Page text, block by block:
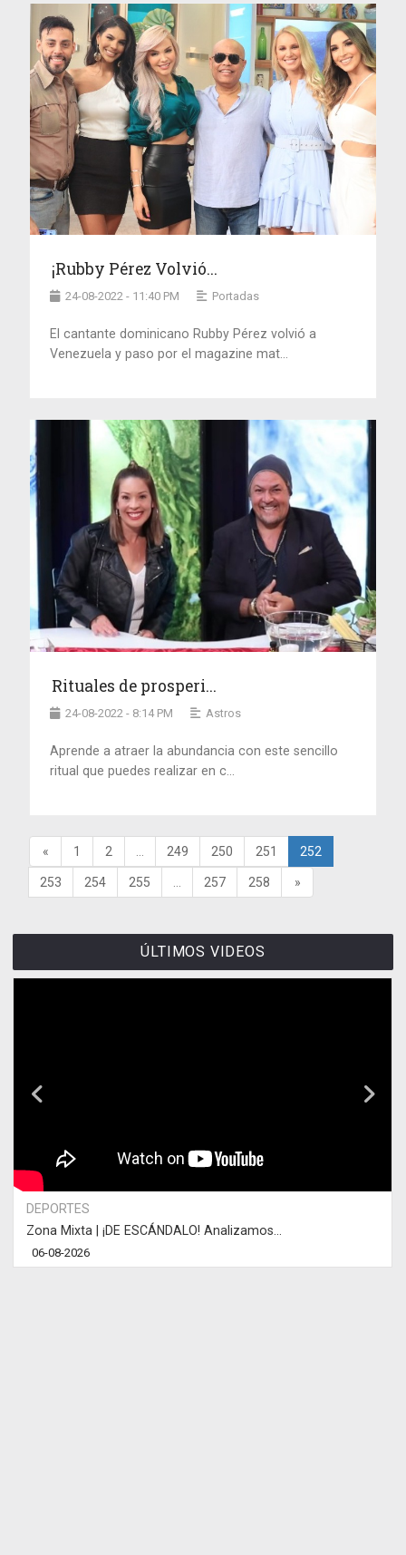
¡Rubby Pérez Volvió...
24-08-2022 - 11:40 PM Portadas
El cantante dominicano Rubby Pérez volvió a
Venezuela y paso por el magazine mat...
Rituales de prosperi...
24-08-2022 - 8:14 PM Astros
Aprende a atraer la abundancia con este sencillo
ritual que puedes realizar en c...
« 1 2 249 250 251 252
253 254 255 257 258 »
ÚLTIMOS VIDEOS
DEPORTES
Zona Mixta | ¡DE ESCÁNDALO! Analizamos...
06-08-2026